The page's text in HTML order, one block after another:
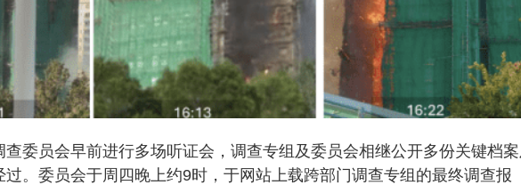
委员会早前进行多场听证会，调查专组及委员会相继公开多份关键档
。委员会于周四晚上约9时，于网站上载跨部门调查专组的最终调查报